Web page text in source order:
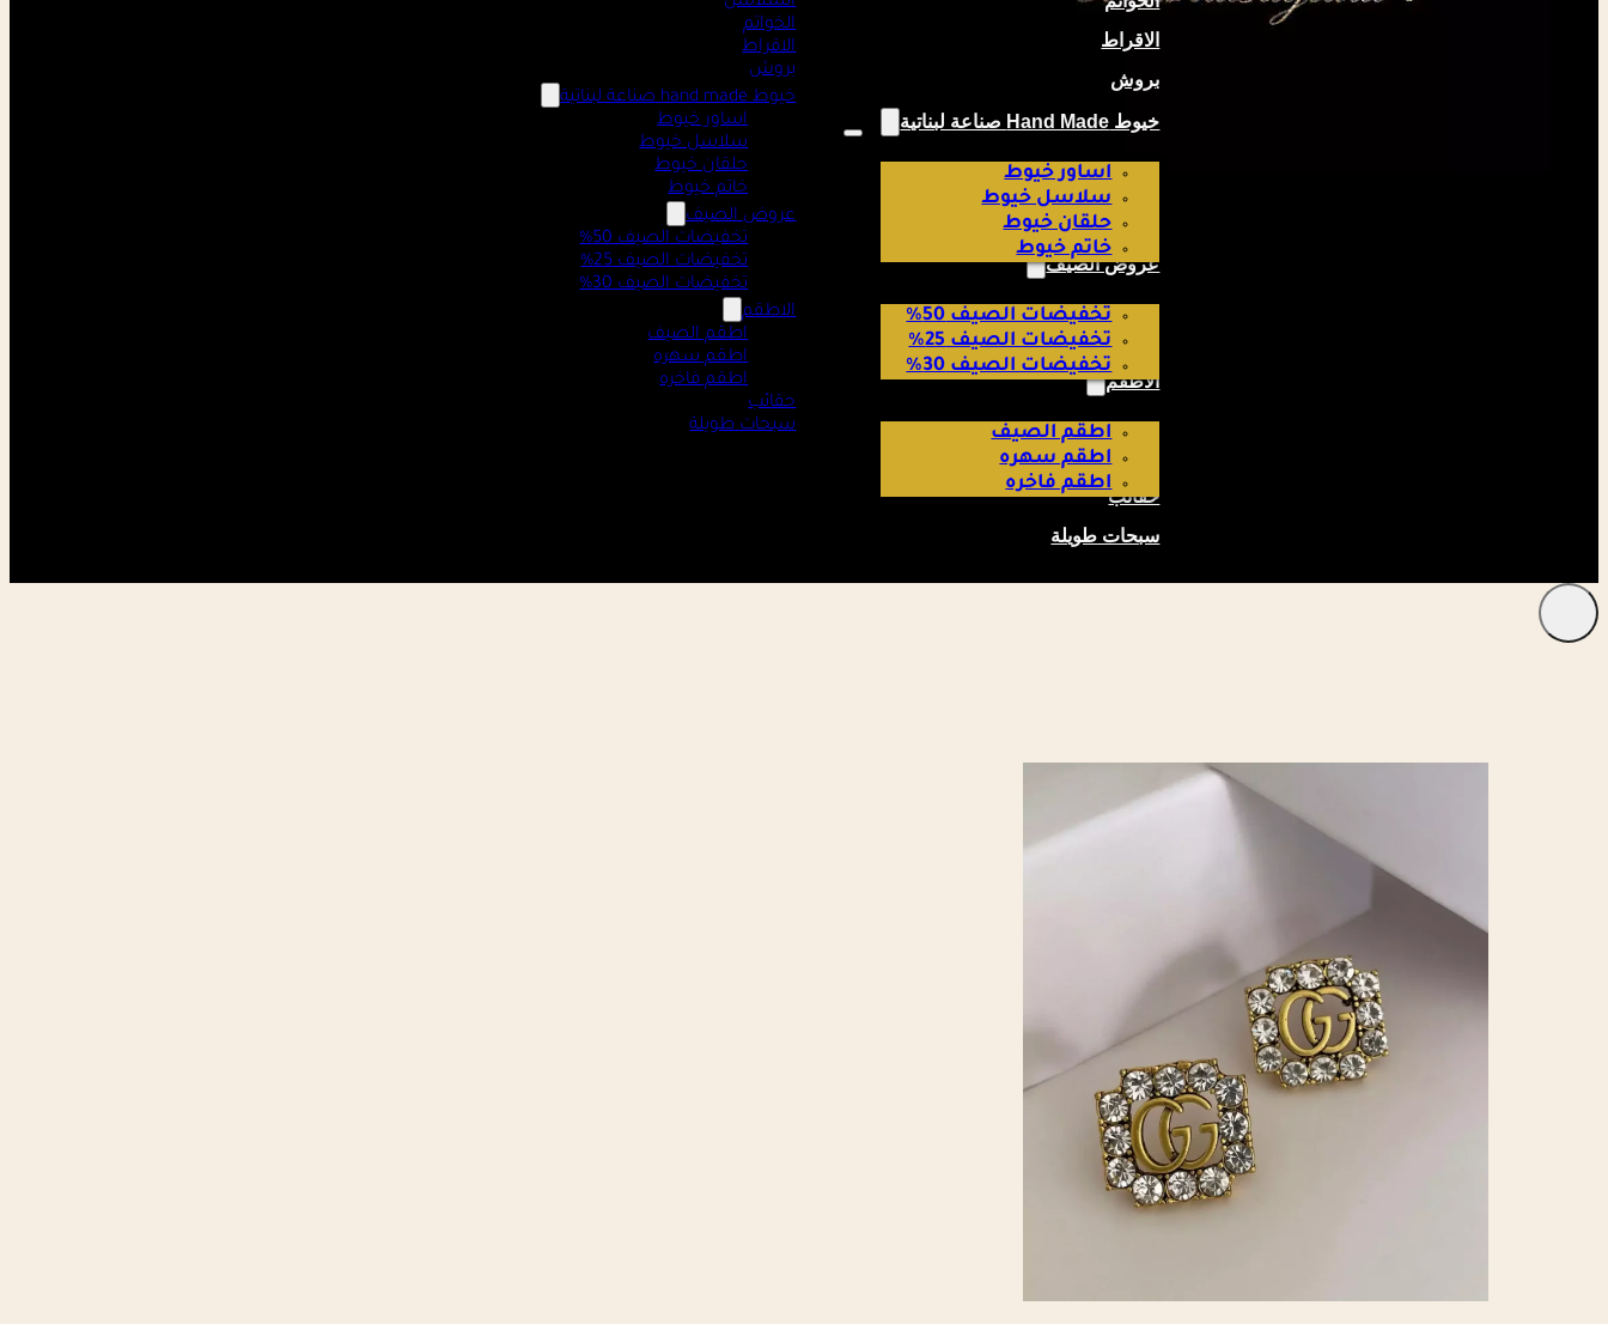
الاقراط
بروش
خيوط Hand Made صناعة لبناتية
اساور خيوط
سلاسل خيوط
حلقان خيوط
خاتم خيوط
عروض الصيف
تخفيضات الصيف 50%
تخفيضات الصيف 25%
تخفيضات الصيف 30%
الاطقم
اطقم الصيف
اطقم سهره
اطقم فاخره
حقائب
سبحات طويلة
الخواتم
الاقراط
بروش
خيوط hand made صناعة لبناتية
اساور خيوط
سلاسل خيوط
حلقان خيوط
خاتم خيوط
عروض الصيف
تخفيضات الصيف 50%
تخفيضات الصيف 25%
تخفيضات الصيف 30%
الاطقم
اطقم الصيف
اطقم سهره
اطقم فاخره
حقائب
سبحات طويلة